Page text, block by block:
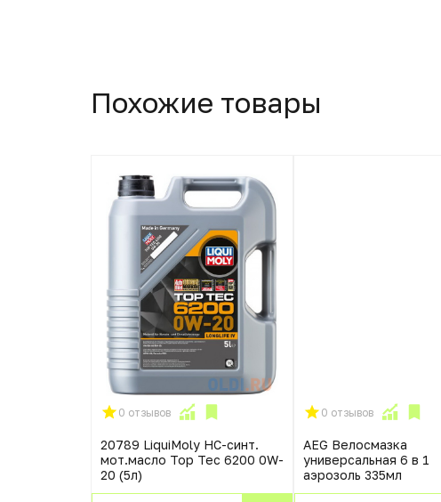
Похожие товары
0 отзывов
20789 LiquiMoly НС-синт.
мот.масло Top Tec 6200 0W-
20 (5л)
0 отзывов
AEG Велосмазка
универсальная 6 в 1
аэрозоль 335мл